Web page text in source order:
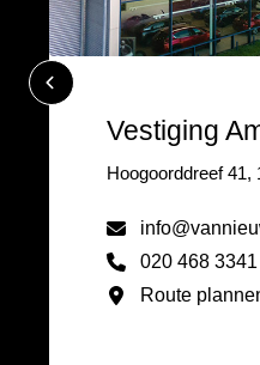
Vestiging
Hoogoorddreef 41,
020 468 3341
Route